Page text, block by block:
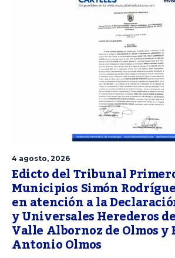
4 agosto, 2026
Edicto del Tribunal
Municipios Simón
en atención a la
y Universales Herederos
Valle Albornoz de Olmos y
Antonio Olmos